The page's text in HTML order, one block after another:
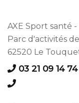
AXE Sport santé
Parc d'activités
62520 Le
03 21 09 14 74